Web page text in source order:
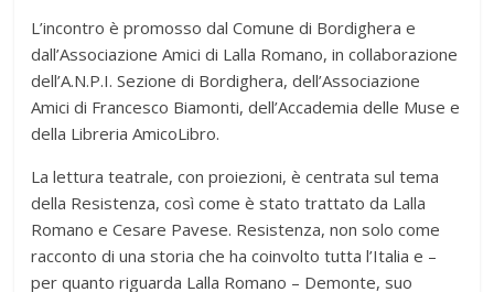
L’incontro è promosso dal Comune di Bordighera e
dall’Associazione Amici di Lalla Romano, in collaborazione
dell’A.N.P.I. Sezione di Bordighera, dell’Associazione
Amici di Francesco Biamonti, dell’Accademia delle Muse e
della Libreria AmicoLibro.
La lettura teatrale, con proiezioni, è centrata sul tema
della Resistenza, così come è stato trattato da Lalla
Romano e Cesare Pavese. Resistenza, non solo come
racconto di una storia che ha coinvolto tutta l’Italia e –
per quanto riguarda Lalla Romano – Demonte, suo